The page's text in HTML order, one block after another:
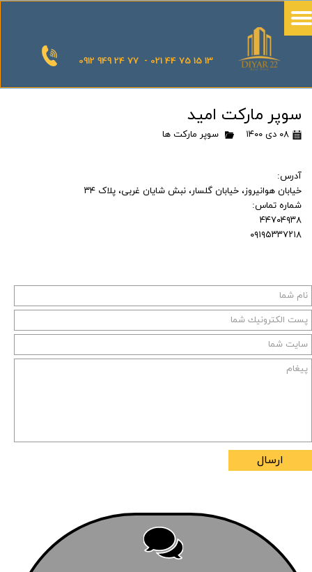
0912 949 24 77 - 021 44 75 15 13
سوپر مارکت امید
۰۸ دی ۱۴۰۰ سوپر مارکت ها
آدرس:
خیابان هوانیروز، خیابان گلسار، نبش شایان غربی، پلاک ۳۴
شماره تماس:
۴۴۷۰۴۹۳۸
۰۹۱۹۵۳۳۷۲۱۸
ارسال